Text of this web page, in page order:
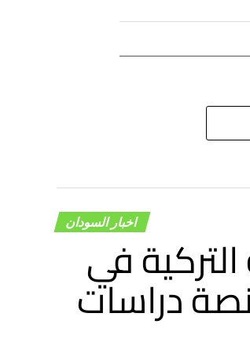
اخبار السودان
في
دراسات